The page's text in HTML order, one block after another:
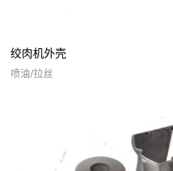
绞肉机外壳
喷油/拉丝